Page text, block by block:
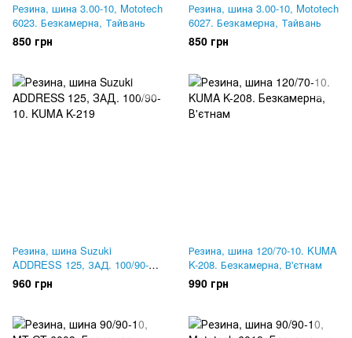
Резина, шина 3.00-10, Mototech
6023. Безкамерна, Тайвань
850 грн
Резина, шина 3.00-10, Mototech
6027. Безкамерна, Тайвань
850 грн
Резина, шина Suzuki
ADDRESS 125, ЗАД. 100/90-10.
KUMA K-219
960 грн
Резина, шина 120/70-10. KUMA
K-208. Безкамерна, В'єтнам
990 грн